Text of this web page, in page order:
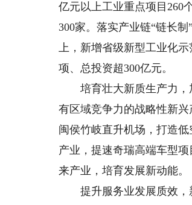
亿元以上工业重点项目260
300家。落实产业链“链长
上，新增省级新型工业化
项、总投资超300亿元。
培育壮大新质生产力，
有区域竞争力的战略性新
闽侯竹岐直升机场，打造
产业，提速奇瑞高端车型
来产业，培育发展新动能。
提升服务业发展质效，